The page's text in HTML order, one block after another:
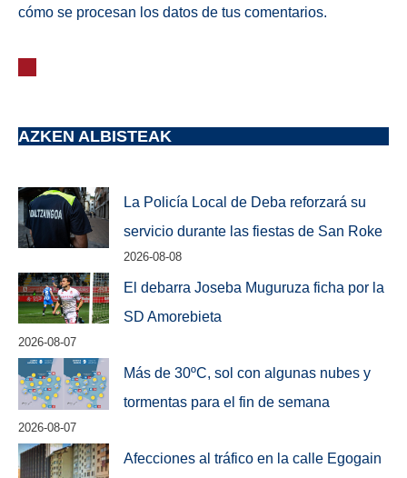
cómo se procesan los datos de tus comentarios.
AZKEN ALBISTEAK
La Policía Local de Deba reforzará su
servicio durante las fiestas de San Roke
2026-08-08
El debarra Joseba Muguruza ficha por la
SD Amorebieta
2026-08-07
Más de 30ºC, sol con algunas nubes y
tormentas para el fin de semana
2026-08-07
Afecciones al tráfico en la calle Egogain